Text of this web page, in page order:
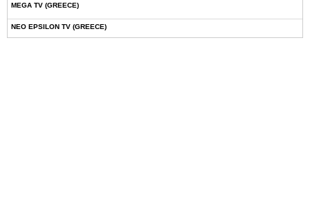
MEGA TV (GREECE)
NEO EPSILON TV (GREECE)